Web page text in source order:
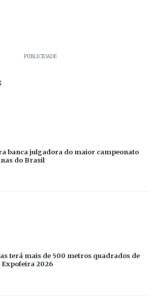
PUBLICIDADE
banca julgadora do maior campeonato
do Brasil
terá mais de 500 metros quadrados de
Expofeira 2026